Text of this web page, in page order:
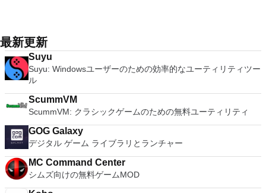
に、RealVNCアカウントの資格情報を使用して、ローカルマ
シンでVNC Viewerにサインインします。そこから、コンピュ
ーターを確認して接続できます。 VNC Connectを使用する
と、セッションはエンドツーエンドで暗号化されます。アプリ
はすぐに各コンピューターをパスワードで保護します。コンピ
ューターへのログインに使用するのと同じユーザー名とパスワ
ードを入力するだけです。 WIN 7,8,8.1,10をサポートしま
す。 VNC ViewerのMacバージョンをお探しですか？ここから
ダウンロード
Blu-ray、4K、HEVC / H.265およびHDR10コンテンツをサポー
ト全画面モードで21：9モニターで2.35：1の映画を見る常時
オンのミニビューでYouTubeライブを見る YouTubeおよび
Vimeoで4K HDRおよび360ビデオを再生 VRエクスペリエンス
の向上：Microsoft Mixed Realityヘッドセット、HTC、VIVE、
およびOculus Riftをサポート Fire TVとキャストのサポート
注：これは商用トライアルです。
にもなります。 WinRAR はマウスやメニュー、コマンドライ
ンインターフェースを利用した対話型グラフィックインターフ
ェースを提供します。WinRAR は単純な質問応答のプロセス
で基本的なアーカイブ機能に即時アクセスできる特別
な"Wizard"モードを採用することにより、他のアーカイブソフ
トに比べ使用が簡単になりました。 WinRAR は１２８ビット
キーのAES (Advanced Encryption Standard)でアーカイブを暗
号化するので安心に使用でき、８兆５千８９０億ギガバイトま
でのファイルやアーカイブに対応します。WinRARでは自己解
凍アーカイブやマルチボリュームアーカイブの作成もでき、リ
カバリー記録とリカバリー容量により物理的に損傷したアーカ
イブまで再構成することが可能です。
最新更新
Suyu
Suyu: Windowsユーザーのための効率的なユーティリティツー
ル
ScummVM
ScummVM: クラシックゲームのための無料ユーティリティ
GOG Galaxy
デジタル ゲーム ライブラリとランチャー
MC Command Center
シムズ向けの無料ゲームMOD